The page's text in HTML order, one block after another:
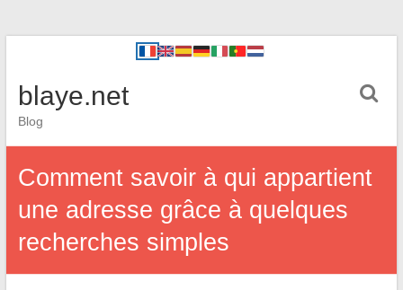
blaye.net
Blog
Comment savoir à qui appartient
une adresse grâce à quelques
recherches simples